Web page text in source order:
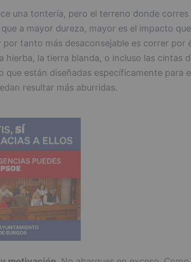
una tontería, pero el terreno donde corres
a mayor dureza, mayor es el impacto
tanto más desaconsejable es correr por
hierba, la tierra blanda, o incluso las cintas
que están diseñadas específicamente para
resultar más aburridas.